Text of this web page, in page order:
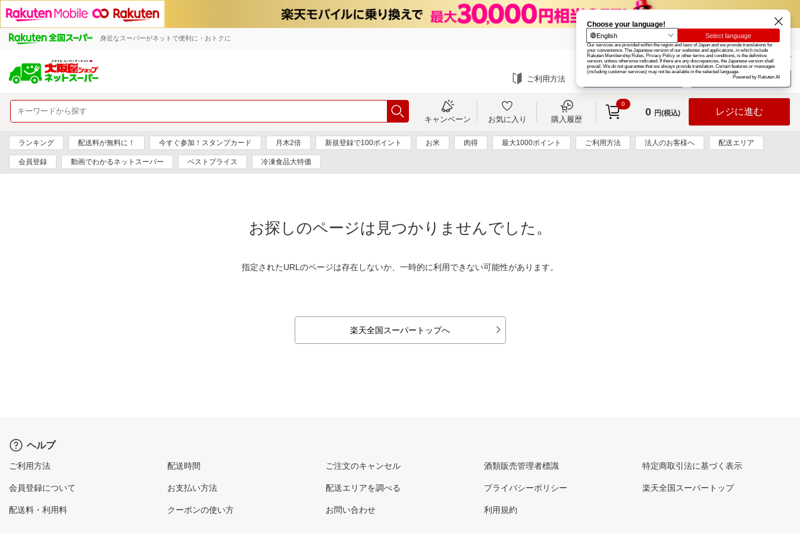
身近なスーパーがネットで便利に・おトクに 楽天グループ カード
お知らせ ヘルプ
ご利用方法 ログイン
キャンペーン お気に入り 購入履歴
0
0 円(税込) レジに進む
ランキング 配送料が無料に！ 今すぐ参加！スタンプカード 月木2倍 新規登録で100ポイント お米 肉得 最大1000ポイント ご利用方法 法人のお客様へ 配送エリア
会員登録 動画でわかるネットスーパー ベストプライス 冷凍食品大特価
お探しのページは見つかりませんでした。
指定されたURLのページは存在しないか、一時的に利用できない可能性があります。
楽天全国スーパートップへ
ヘルプ
ご利用方法
会員登録について
配送料・利用料
配送時間
お支払い方法
クーポンの使い方
ご注文のキャンセル
配送エリアを調べる
お問い合わせ
酒類販売管理者標識
プライバシーポリシー
利用規約
特定商取引法に基づく表示
楽天全国スーパートップ